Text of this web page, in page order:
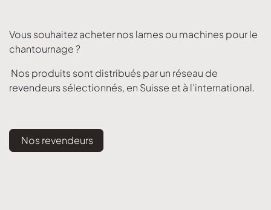
Vous souhaitez acheter nos lames ou machines pour le
chantournage ?
Nos produits sont distribués par un réseau de
revendeurs sélectionnés, en Suisse et à l’international.
Nos revendeurs